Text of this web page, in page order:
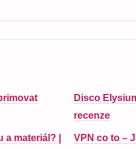
Disco
recenze
materiál? |
VPN co to –